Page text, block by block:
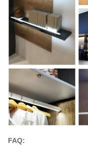
FAQ: